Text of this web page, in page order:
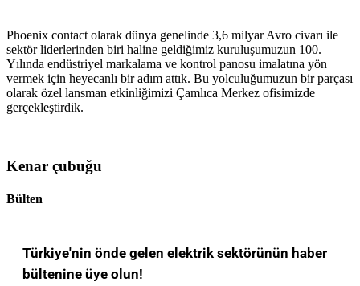
Phoenix contact olarak dünya genelinde 3,6 milyar Avro civarı ile
sektör liderlerinden biri haline geldiğimiz kuruluşumuzun 100.
Yılında endüstriyel markalama ve kontrol panosu imalatına yön
vermek için heyecanlı bir adım attık. Bu yolculuğumuzun bir parçası
olarak özel lansman etkinliğimizi Çamlıca Merkez ofisimizde
gerçekleştirdik.
Kenar çubuğu
Bülten
Türkiye'nin önde gelen elektrik sektörünün haber
bültenine üye olun!